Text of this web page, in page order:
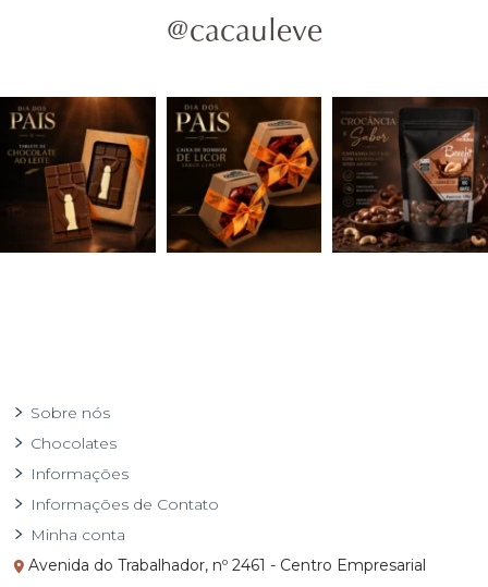
@cacauleve
Sobre nós
Chocolates
Informações
Informações de Contato
Minha conta
Avenida do Trabalhador, nº 2461 - Centro Empresarial